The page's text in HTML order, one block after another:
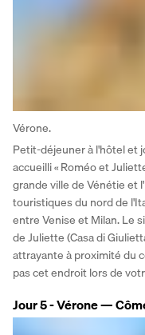
Vérone.
Petit-déjeuner à l'hôtel et
accueilli « Roméo et
grande ville de Vénétie et
touristiques du nord de
entre Venise et Milan. Le
de Juliette (Casa di
attrayante à proximité du
pas cet endroit lors de
Jour 5 - Vérone —